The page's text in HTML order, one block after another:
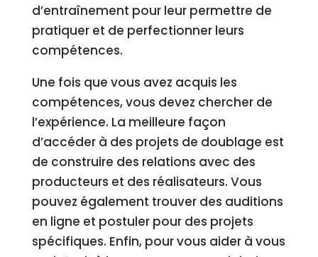
d’entraînement pour leur permettre de
pratiquer et de perfectionner leurs
compétences.
Une fois que vous avez acquis les
compétences, vous devez chercher de
l’expérience. La meilleure façon
d’accéder à des projets de doublage est
de construire des relations avec des
producteurs et des réalisateurs. Vous
pouvez également trouver des auditions
en ligne et postuler pour des projets
spécifiques. Enfin, pour vous aider à vous